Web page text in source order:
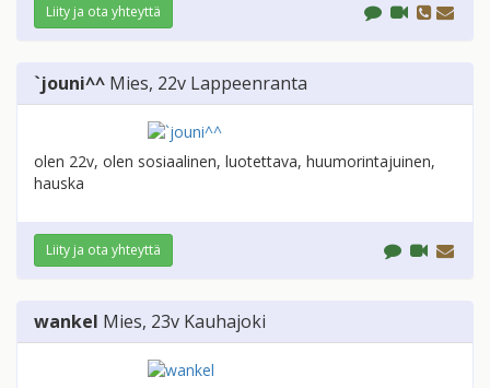
Liity ja ota yhteyttä
`jouni^^ Mies, 22v Lappeenranta
olen 22v, olen sosiaalinen, luotettava, huumorintajuinen,
hauska
Liity ja ota yhteyttä
wankel Mies, 23v Kauhajoki